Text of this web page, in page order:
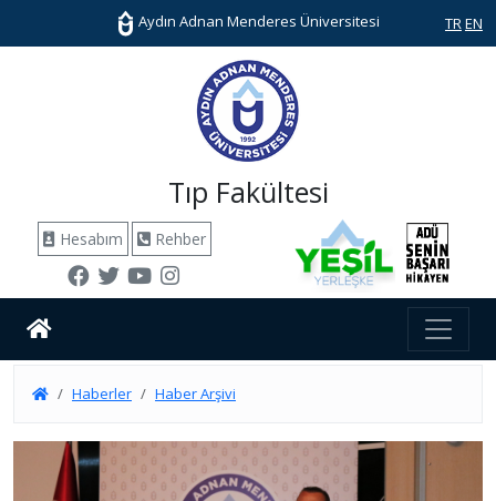
Aydın Adnan Menderes Üniversitesi TR EN
Tıp Fakültesi
Hesabım Rehber
Haberler Haber Arşivi